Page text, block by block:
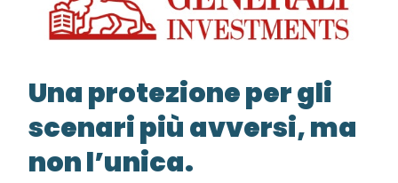
Una protezione per gli
scenari più avversi, ma
non l’unica.